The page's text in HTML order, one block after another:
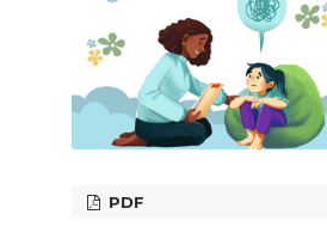
PDF